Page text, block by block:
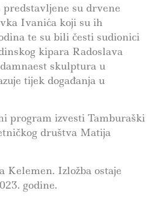
su drvene
Ivanića koji su ih
te su bili česti sudionici
kipara Radoslava
skulptura u
tijek događanja u
program izvesti Tamburaški
društva Matija
Kelemen. Izložba ostaje
godine.